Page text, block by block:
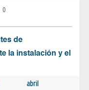
0
de
la instalación y el
abril